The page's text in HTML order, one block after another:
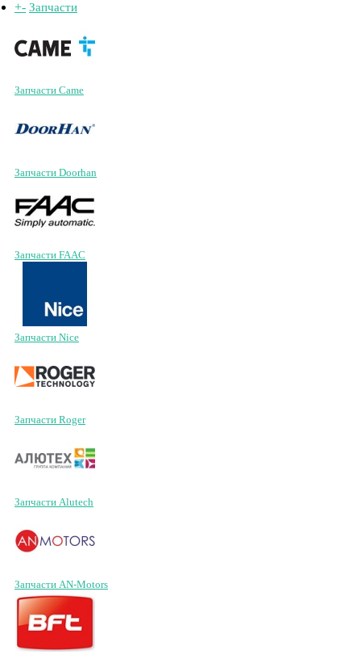
+- Запчасти
Запчасти Came
Запчасти Doorhan
Запчасти FAAC
Запчасти Nice
Запчасти Roger
Запчасти Alutech
Запчасти AN-Motors